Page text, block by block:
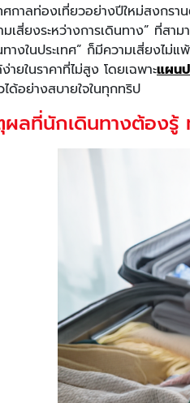
ศกาลท่องเที่ยวอย่างปีใหม่สงกร
เสี่ยงระหว่างการเดินทาง” ที่สาม
ทางในประเทศ” ก็มีความเสี่ยงไ
ง่ายในราคาที่ไม่สูง โดยเฉพาะแผนป
ด้อย่างสบายใจในทุกทริป
ลที่นักเดินทางต้องรู้